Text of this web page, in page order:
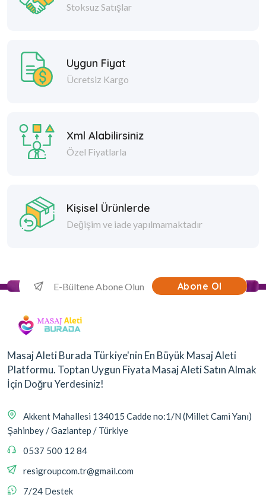
Stoksuz Satışlar
Uygun Fiyat
Ücretsiz Kargo
Xml Alabilirsiniz
Özel Fiyatlarla
Kişisel Ürünlerde
Değişim ve iade yapılmamaktadır
Abone Ol
Masaj Aleti Burada Türkiye'nin En Büyük Masaj Aleti
Platformu. Toptan Uygun Fiyata Masaj Aleti Satın Almak
İçin Doğru Yerdesiniz!
Akkent Mahallesi 134015 Cadde no:1/N (Millet Cami Yanı)
Şahinbey / Gaziantep / Türkiye
0537 500 12 84
resigroupcom.tr@gmail.com
7/24 Destek